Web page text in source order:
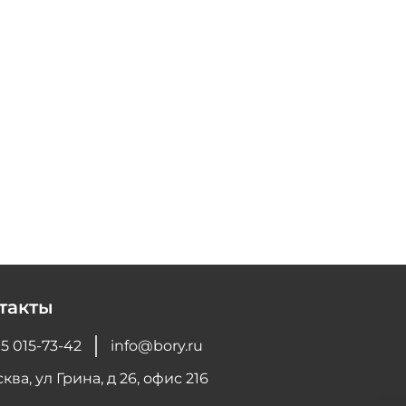
015-73-42
info@bory.ru
ул Грина, д 26, офис 216